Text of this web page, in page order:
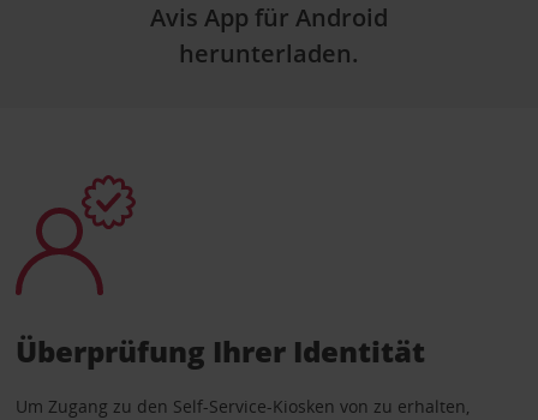
Avis App für Android
herunterladen.
Überprüfung Ihrer Identität
Um Zugang zu den Self-Service-Kiosken von zu erhalten,